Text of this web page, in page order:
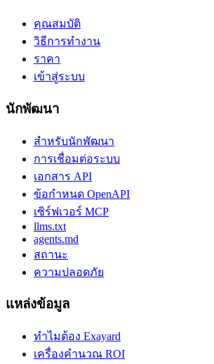
คุณสมบัติ
วิธีการทำงาน
ราคา
เข้าสู่ระบบ
นักพัฒนา
สำหรับนักพัฒนา
การเชื่อมต่อระบบ
เอกสาร API
ข้อกำหนด OpenAPI
เซิร์ฟเวอร์ MCP
llms.txt
agents.md
สถานะ
ความปลอดภัย
แหล่งข้อมูล
ทำไมต้อง Exayard
เครื่องคำนวณ ROI